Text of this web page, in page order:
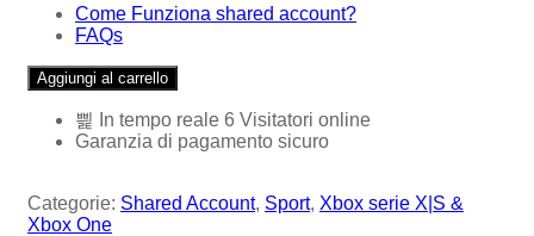
Come Funziona shared account?
FAQs
Aggiungi al carrello
In tempo reale 6 Visitatori online
Garanzia di pagamento sicuro
Categorie: Shared Account, Sport, Xbox serie X|S &
Xbox One